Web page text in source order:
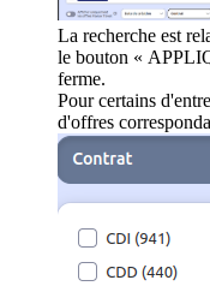
La recherche est
le bouton «
ferme.
Pour certains
d'offres